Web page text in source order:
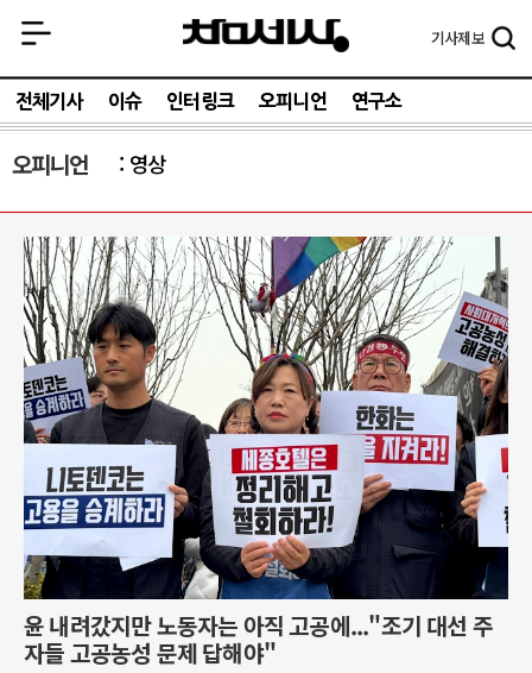
기사제보
전체기사 이슈 인터링크 오피니언 연구소
오피니언 영상
윤 내려갔지만 노동자는 아직 고공에..."조기 대선 주
자들 고공농성 문제 답해야"